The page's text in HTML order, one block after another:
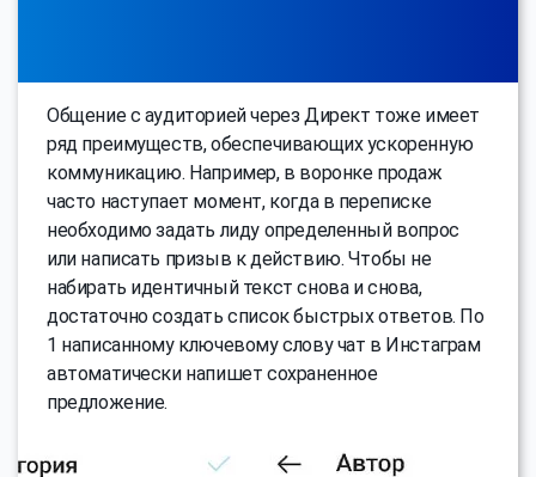
Общение с аудиторией через Директ тоже имеет
ряд преимуществ, обеспечивающих ускоренную
коммуникацию. Например, в воронке продаж
часто наступает момент, когда в переписке
необходимо задать лиду определенный вопрос
или написать призыв к действию. Чтобы не
набирать идентичный текст снова и снова,
достаточно создать список быстрых ответов. По
1 написанному ключевому слову чат в Инстаграм
автоматически напишет сохраненное
предложение.